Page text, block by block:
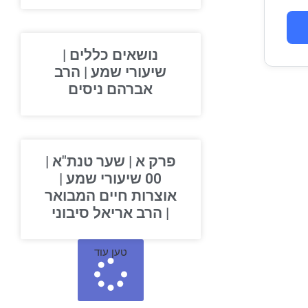
נושאים כללים |
שיעורי שמע | הרב
אברהם ניסים
פרק א | שער טנת"א |
00 שיעורי שמע |
אוצרות חיים המבואר
| הרב אריאל סיבוני
טען עוד